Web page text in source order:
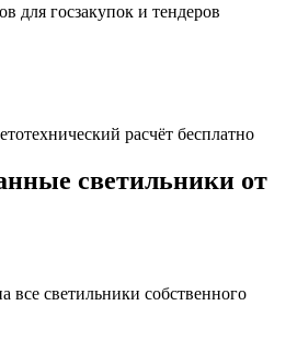
для госзакупок и тендеров
расчёт бесплатно
светильники от
все светильники собственного